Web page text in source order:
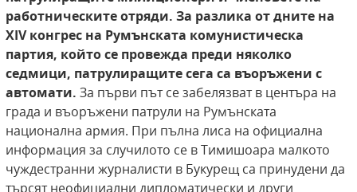
работническите отряди. За разлика от дните на
ХІV конгрес на Румънската комунистическа
партия, който се провежда преди няколко
седмици, патрулиращите сега са въоръжени с
автомати. За първи път се забелязват в центъра на
града и въоръжени патрули на Румънската
национална армия. При пълна лиса на официална
информация за случилото се в Тимишоара малкото
чуждестранни журналисти в Букурещ са принудени да
търсят неофициални дипломатически и други